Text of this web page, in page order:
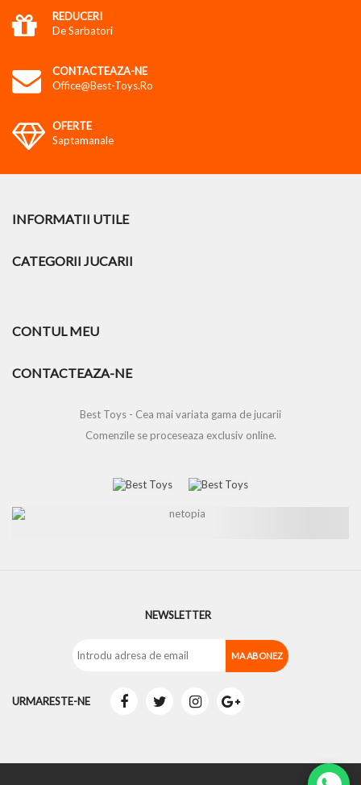
REDUCERI
De Sarbatori
CONTACTEAZA-NE
Office@best-Toys.ro
OFERTE
Saptamanale
INFORMATII UTILE
CATEGORII JUCARII
CONTUL MEU
CONTACTEAZA-NE
Best Toys - Cea mai variata gama de jucarii
Comenzile se proceseaza exclusiv online.
NEWSLETTER
URMARESTE-NE